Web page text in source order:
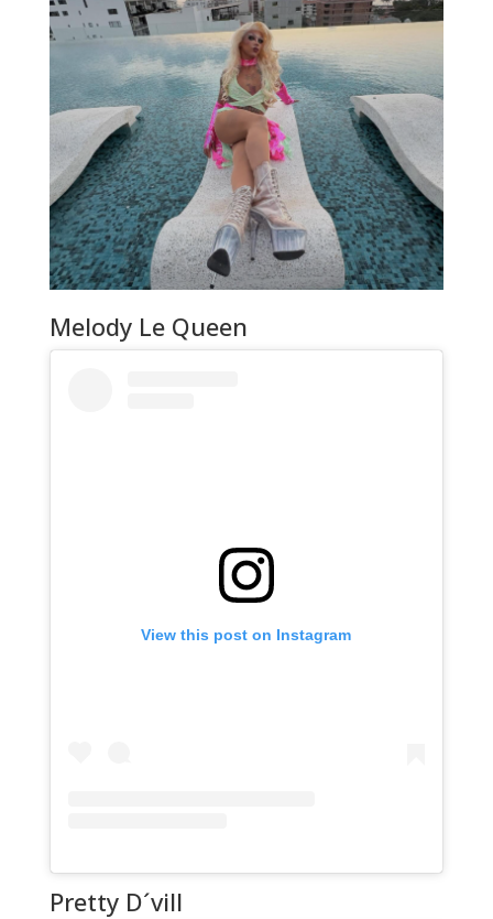
Melody Le Queen
View this post on Instagram
Pretty D´vill